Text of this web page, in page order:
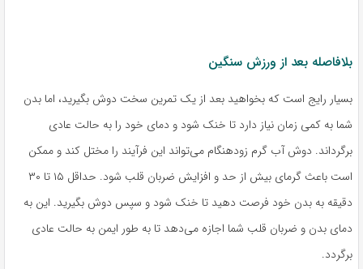
بلافاصله بعد از ورزش سنگین
بسیار رایج است که بخواهید بعد از یک تمرین سخت دوش بگیرید، اما بدن
شما به کمی زمان نیاز دارد تا خنک شود و دمای خود را به حالت عادی
برگرداند. دوش آب گرم زودهنگام می‌تواند این فرآیند را مختل کند و ممکن
است باعث گرمای بیش از حد و افزایش ضربان قلب شود. حداقل ۱۵ تا ۳۰
دقیقه به بدن خود فرصت دهید تا خنک شود و سپس دوش بگیرید. این به
دمای بدن و ضربان قلب شما اجازه می‌دهد تا به طور ایمن به حالت عادی
برگردد.